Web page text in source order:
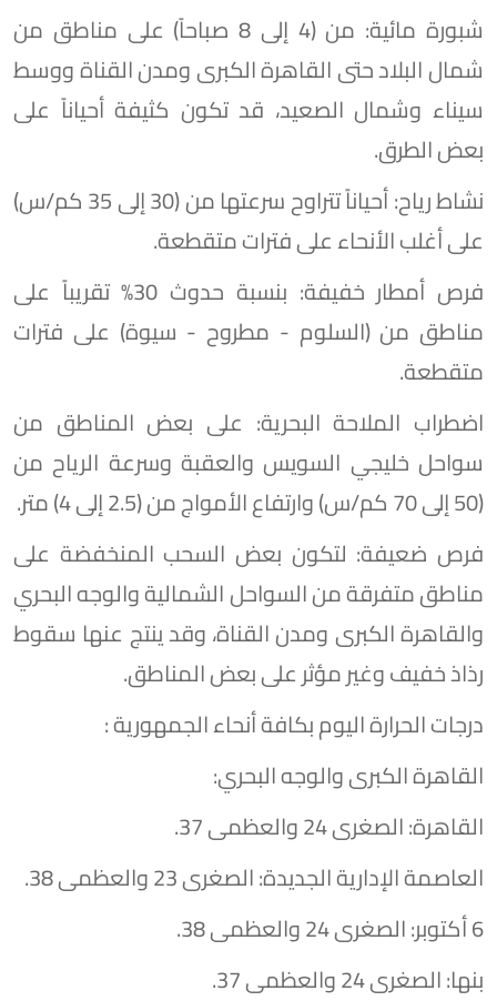
​شبورة مائية: من (4 إلى 8 صباحاً) على مناطق من
شمال البلاد حتى القاهرة الكبرى ومدن القناة ووسط
سيناء وشمال الصعيد، قد تكون كثيفة أحياناً على
بعض الطرق.
​نشاط رياح: أحياناً تتراوح سرعتها من (30 إلى 35 كم/س)
على أغلب الأنحاء على فترات متقطعة.
​فرص أمطار خفيفة: بنسبة حدوث 30% تقريباً على
مناطق من (السلوم - مطروح - سيوة) على فترات
متقطعة.
​اضطراب الملاحة البحرية: على بعض المناطق من
سواحل خليجي السويس والعقبة وسرعة الرياح من
(50 إلى 70 كم/س) وارتفاع الأمواج من (2.5 إلى 4) متر.
​فرص ضعيفة: لتكون بعض السحب المنخفضة على
مناطق متفرقة من السواحل الشمالية والوجه البحري
والقاهرة الكبرى ومدن القناة، وقد ينتج عنها سقوط
رذاذ خفيف وغير مؤثر على بعض المناطق.
درجات الحرارة اليوم بكافة أنحاء الجمهورية :
القاهرة الكبرى والوجه البحري:
​القاهرة: الصغرى 24 والعظمى 37.
​العاصمة الإدارية الجديدة: الصغرى 23 والعظمى 38.
​6 أكتوبر: الصغرى 24 والعظمى 38.
​بنها: الصغرى 24 والعظمى 37.